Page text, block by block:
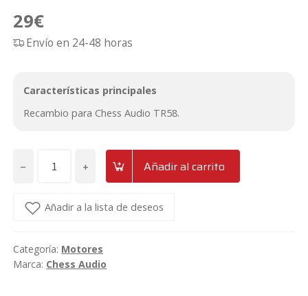
do
5.00
sobre 5
basado
cliente
29€
Envío en 24-48 horas
Características principales
Recambio para Chess Audio TR58.
−
Recambio
Chess
TR58
(RTR58)
+ Añadir al carrito
Añadir a la lista de deseos
Categoría: Motores
Marca: Chess Audio